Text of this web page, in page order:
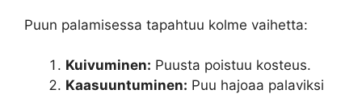
Puun palamisessa tapahtuu kolme vaihetta:
Kuivuminen: Puusta poistuu kosteus.
Kaasuuntuminen: Puu hajoaa palaviksi